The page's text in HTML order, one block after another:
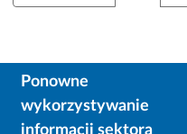
Ponowne
wykorzystywanie
informacji sektora